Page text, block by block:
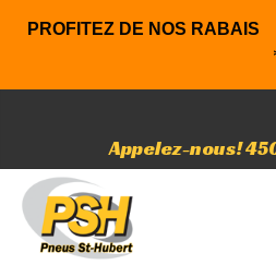
PROFITEZ DE NOS RABAIS
Appelez-nous!